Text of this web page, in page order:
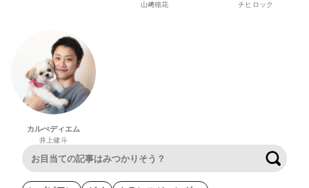
山﨑穂花 チヒロック
カルぺディエム
井上健斗